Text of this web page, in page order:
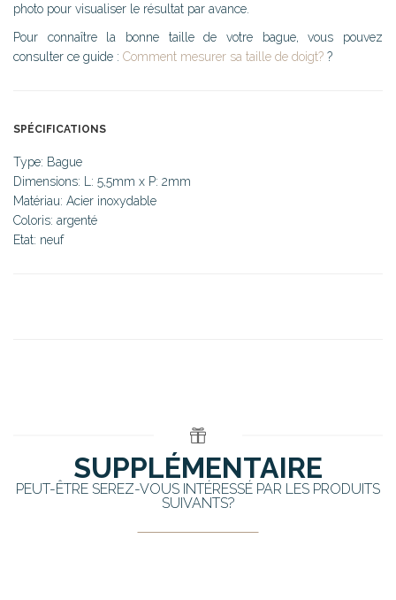
photo pour visualiser le résultat par avance.
Pour connaître la bonne taille de votre bague, vous pouvez
consulter ce guide : Comment mesurer sa taille de doigt? ?
SPÉCIFICATIONS
Type: Bague
Dimensions: L: 5,5mm x P: 2mm
Matériau: Acier inoxydable
Coloris: argenté
Etat: neuf
SUPPLÉMENTAIRE
PEUT-ÊTRE SEREZ-VOUS INTÉRESSÉ PAR LES PRODUITS
SUIVANTS?